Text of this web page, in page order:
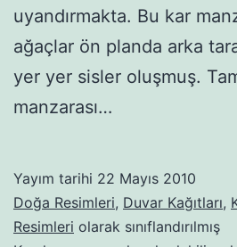
uyandırmakta. Bu kar
ağaçlar ön planda arka
yer yer sisler oluşmuş.
manzarası…
Yayım tarihi 22 Mayıs 2010
Doğa Resimleri, Duvar Kağıtları,
Resimleri olarak sınıflandırılmış